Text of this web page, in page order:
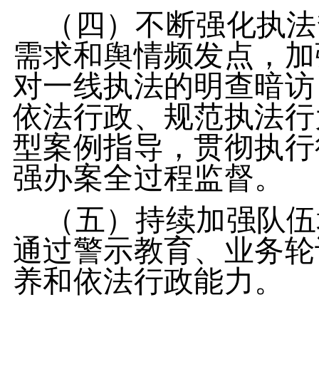
（四）不断强化执
需求和舆情频发点，
对一线执法的明查暗
依法行政、规范执法
型案例指导，贯彻执
强办案全过程监督。
（五）持续加强队
通过警示教育、业务
养和依法行政能力。